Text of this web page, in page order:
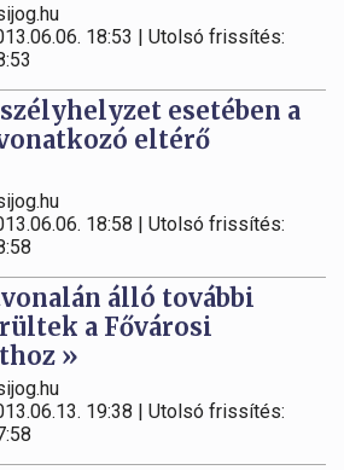
18:53 | Utolsó frissítés:
esetében a
eltérő
18:58 | Utolsó frissítés:
álló további
a Fővárosi
»
19:38 | Utolsó frissítés: